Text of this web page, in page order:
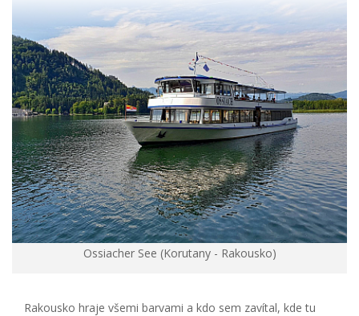
Ossiacher See (Korutany - Rakousko)
Rakousko hraje všemi barvami a kdo sem zavítal, kde tu